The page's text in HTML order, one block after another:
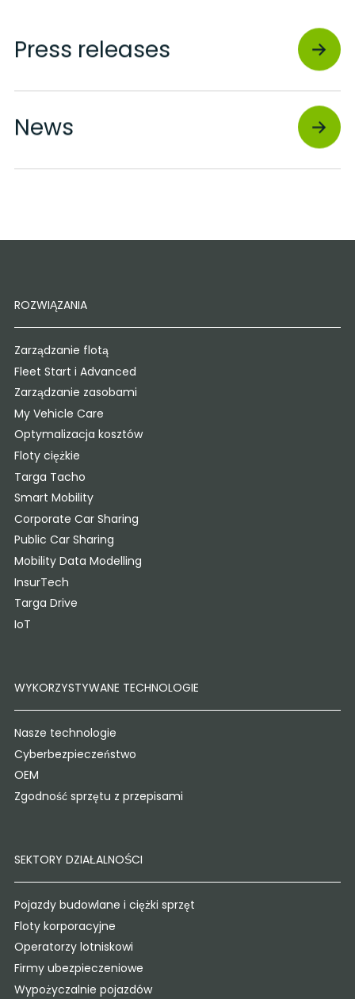
Press releases
News
ROZWIĄZANIA
Zarządzanie flotą
Fleet Start i Advanced
Zarządzanie zasobami
My Vehicle Care
Optymalizacja kosztów
Floty ciężkie
Targa Tacho
Smart Mobility
Corporate Car Sharing
Public Car Sharing
Mobility Data Modelling
InsurTech
Targa Drive
IoT
WYKORZYSTYWANE TECHNOLOGIE
Nasze technologie
Cyberbezpieczeństwo
OEM
Zgodność sprzętu z przepisami
SEKTORY DZIAŁALNOŚCI
Pojazdy budowlane i ciężki sprzęt
Floty korporacyjne
Operatorzy lotniskowi
Firmy ubezpieczeniowe
Wypożyczalnie pojazdów